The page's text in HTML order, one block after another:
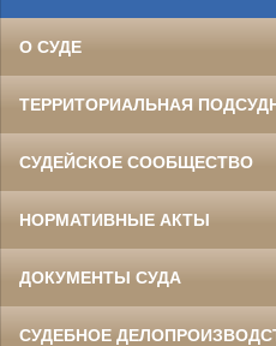
О СУДЕ
ТЕРРИТОРИАЛЬНАЯ
СУДЕЙСКОЕ СООБЩЕСТВО
НОРМАТИВНЫЕ АКТЫ
ДОКУМЕНТЫ СУДА
СУДЕБНОЕ